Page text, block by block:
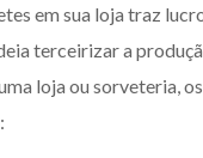
em sua loja traz
terceirizar a
loja ou sorveteria,